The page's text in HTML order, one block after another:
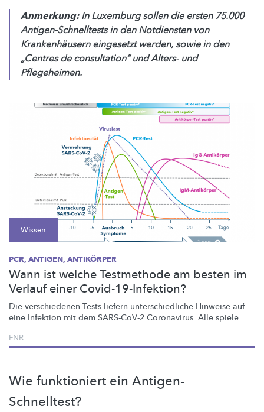
Anmerkung:In Luxemburg sollen die ersten 75.000
Antigen-Schnelltests in den Notdiensten von
Krankenhäusern eingesetzt werden, sowie in den
„Centres de consultation“ und Alters- und
Pflegeheimen.
Wissen
PCR, ANTIGEN, ANTIKÖRPER
Wann ist welche Testmethode am besten im
Verlauf einer Covid-19-Infektion?
Die verschiedenen Tests liefern unterschiedliche Hinweise auf
eine Infektion mit dem SARS-CoV-2 Coronavirus. Alle spiele...
FNR
Wie funktioniert ein Antigen-
Schnelltest?